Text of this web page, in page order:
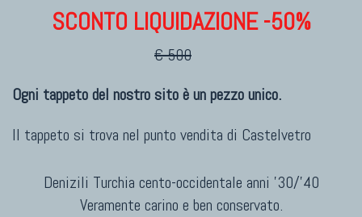
SCONTO LIQUIDAZIONE -50%
€ 500
Ogni tappeto del nostro sito è un pezzo unico.
Il tappeto si trova nel punto vendita di Castelvetro
Denizili Turchia cento-occidentale anni '30/'40
Veramente carino e ben conservato.